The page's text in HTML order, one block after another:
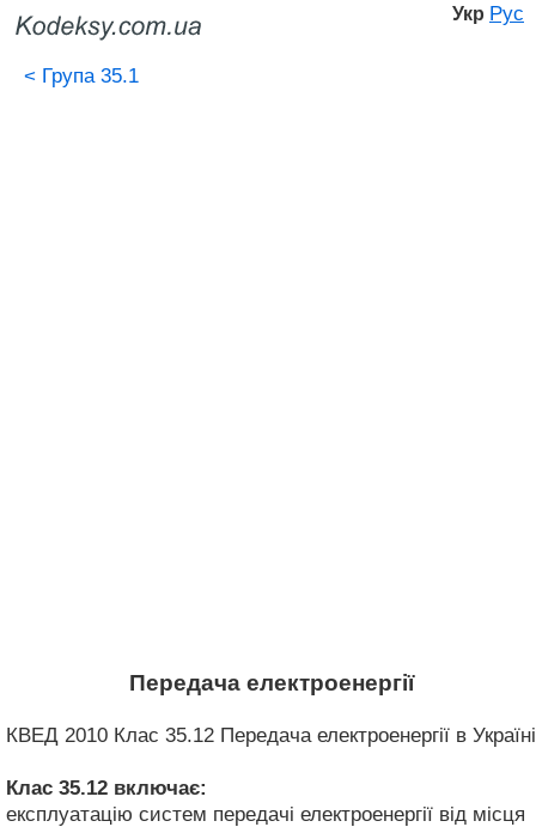
Укр Рус
< Група 35.1
Передача електроенергії
КВЕД 2010 Клас 35.12 Передача електроенергії в Україні
Клас 35.12 включає:
експлуатацію систем передачі електроенергії від місця